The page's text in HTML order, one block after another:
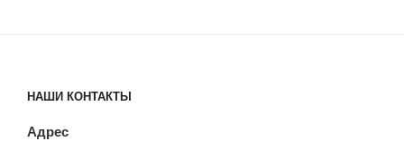
НАШИ КОНТАКТЫ
Адрес